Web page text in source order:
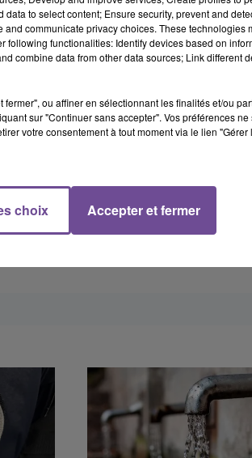
to select content; Ensure security, prevent and
communicate privacy choices. These technologies
following functionalities: Identify devices based on
combine data from other data sources; Link different
ou affiner en sélectionnant les finalités et/ou
sur "Continuer sans accepter". Vos préférences
votre consentement à tout moment via le lien
choix Accepter et fermer